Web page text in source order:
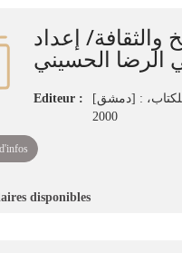
والثقافة/ إعداد
الحسيني
Editeur :
[دمشق] : الدار الحسينية للكتاب،
2000
disponibles